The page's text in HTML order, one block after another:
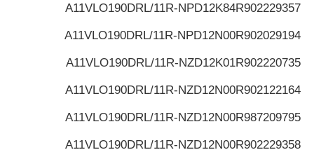
R902229357
A11VLO190DRL/11R-NPD12K84
R902029194
A11VLO190DRL/11R-NPD12N00
R902220735
A11VLO190DRL/11R-NZD12K01
R902122164
A11VLO190DRL/11R-NZD12N00
R987209795
A11VLO190DRL/11R-NZD12N00
R902229358
A11VLO190DRL/11R-NZD12N00